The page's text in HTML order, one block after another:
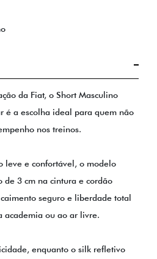
da Fiat, o Short Masculino
é a escolha ideal para quem não
nos treinos.
leve e confortável, o modelo
de 3 cm na cintura e cordão
seguro e liberdade total
ou ao ar livre.
enquanto o silk refletivo